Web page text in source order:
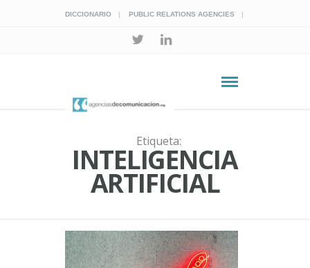
DICCIONARIO PUBLIC RELATIONS AGENCIES
Etiqueta:
INTELIGENCIA
ARTIFICIAL